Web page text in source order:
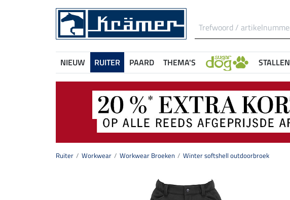
NIEUW RUITER PAARD THEMA'S STALLEN
Ruiter Workwear Workwear Broeken Winter softshell outdoorbroek